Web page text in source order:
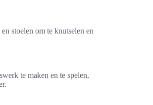
stoelen om te knutselen en
te maken en te spelen,